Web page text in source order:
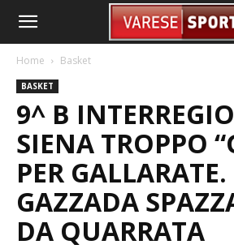
Home Basket
BASKET
9^ B
SIENA TROPPO
PER GALLARATE.
GAZZADA
DA QUARRATA